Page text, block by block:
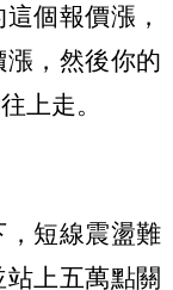
個報價漲，
，然後你的
上走。
短線震盪難
上五萬點關